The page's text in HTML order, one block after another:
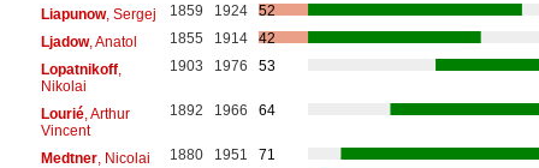
Liapunow, Sergej 1859 1924
52
Ljadow, Anatol 1855 1914
42
Lopatnikoff,
Nikolai
1903 1976 53
Lourié, Arthur
Vincent
1892 1966 64
Medtner, Nicolai 1880 1951
71